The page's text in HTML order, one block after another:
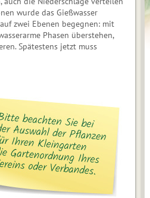
wurde das Gießwasser
zwei Ebenen begegnen: mit
Phasen überstehen,
Spätestens jetzt muss